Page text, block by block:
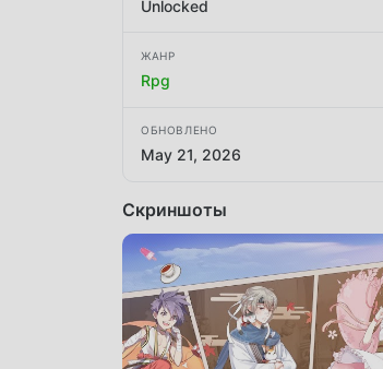
Unlocked
ЖАНР
Rpg
ОБНОВЛЕНО
May 21, 2026
Скриншоты